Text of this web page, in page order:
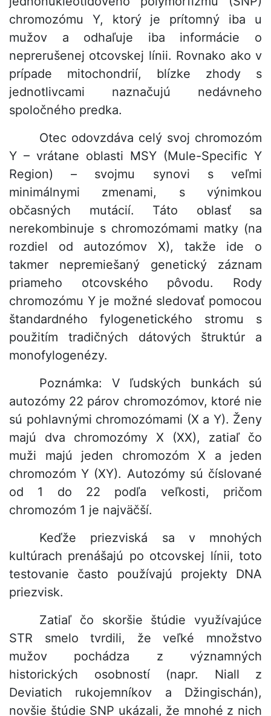
chromozómu Y, ktorý je prítomný iba u
mužov a odhaľuje iba informácie o
neprerušenej otcovskej línii. Rovnako ako v
prípade mitochondrií, blízke zhody s
jednotlivcami naznačujú nedávneho
spoločného predka.
Otec odovzdáva celý svoj chromozóm
Y – vrátane oblasti MSY (Mule-Specific Y
Region) – svojmu synovi s veľmi
minimálnymi zmenami, s výnimkou
občasných mutácií. Táto oblasť sa
nerekombinuje s chromozómami matky (na
rozdiel od autozómov X), takže ide o
takmer nepremiešaný genetický záznam
priameho otcovského pôvodu. Rody
chromozómu Y je možné sledovať pomocou
štandardného fylogenetického stromu s
použitím tradičných dátových štruktúr a
monofylogenézy.
Poznámka: V ľudských bunkách sú
autozómy 22 párov chromozómov, ktoré nie
sú pohlavnými chromozómami (X a Y). Ženy
majú dva chromozómy X (XX), zatiaľ čo
muži majú jeden chromozóm X a jeden
chromozóm Y (XY). Autozómy sú číslované
od 1 do 22 podľa veľkosti, pričom
chromozóm 1 je najväčší.
Keďže priezviská sa v mnohých
kultúrach prenášajú po otcovskej línii, toto
testovanie často používajú projekty DNA
priezvisk.
Zatiaľ čo skoršie štúdie využívajúce
STR smelo tvrdili, že veľké množstvo
mužov pochádza z významných
historických osobností (napr. Niall z
Deviatich rukojemníkov a Džingischán),
novšie štúdie SNP ukázali, že mnohé z nich